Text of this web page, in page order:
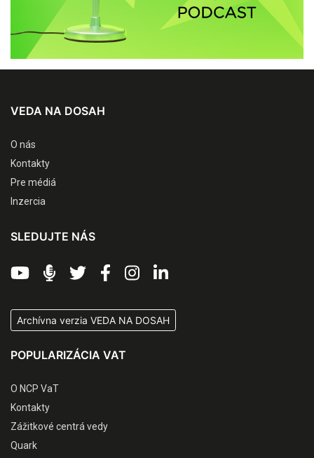
VEDA NA DOSAH
O nás
Kontakty
Pre médiá
Inzercia
SLEDUJTE NÁS
Archívna verzia VEDA NA DOSAH
POPULARIZÁCIA VAT
O NCP VaT
Kontakty
Zážitkové centrá vedy
Quark